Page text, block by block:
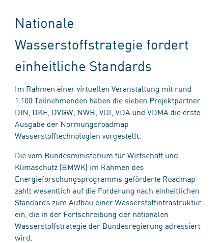
Nationale
Wasserstoffstrategie fordert
einheitliche Standards
Im Rahmen einer virtuellen Veranstaltung mit rund
1.100 Teilnehmenden haben die sieben Projektpartner
DIN, DKE, DVGW, NWB, VDI, VDA und VDMA die erste
Ausgabe der Normungsroadmap
Wasserstofftechnologien vorgestellt.
Die vom Bundesministerium für Wirtschaft und
Klimaschutz (BMWK) im Rahmen des
Energieforschungsprogramms geförderte Roadmap
zahlt wesentlich auf die Forderung nach einheitlichen
Standards zum Aufbau einer Wasserstoffinfrastruktur
ein, die in der Fortschreibung der nationalen
Wasserstoffstrategie der Bundesregierung adressiert
wird.